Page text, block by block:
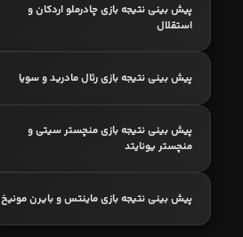
پیش بینی نتیجه بازی چادرملو اردکان و
استقلال
پیش بینی نتیجه بازی رئال مادرید و سویا
پیش بینی نتیجه بازی منچستر سیتی و
منچستر یونایتد
پیش بینی نتیجه بازی ماینتس و بایرن مونیخ